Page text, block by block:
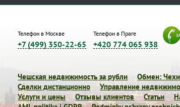
Телефон в Москве
+7 (499) 350-22-65
Телефон в Праге
+420 774 065 938
Чешская недвижимость за рубли
Обмен:
Сделки дистанционно
Управление
Услуги и цены
Отзывы клиентов Статьи